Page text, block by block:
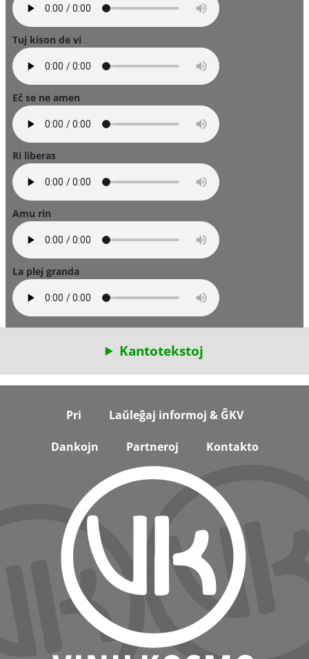
Tuj kison de vi
Eĉ se ne amen
Ri liberas
Amu rin
La plej granda
Kantotekstoj
Pri Laŭleĝaj informoj & ĜKV
Dankojn Partneroj Kontakto